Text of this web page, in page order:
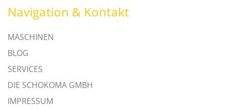
Navigation & Kontakt
MASCHINEN
BLOG
SERVICES
DIE SCHOKOMA GMBH
IMPRESSUM